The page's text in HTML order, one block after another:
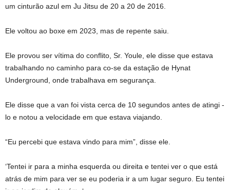
um cinturão azul em Ju Jitsu de 20 a 20 de 2016.
Ele voltou ao boxe em 2023, mas de repente saiu.
Ele provou ser vítima do conflito, Sr. Youle, ele disse que estava
trabalhando no caminho para co-se da estação de Hynat
Underground, onde trabalhava em segurança.
Ele disse que a van foi vista cerca de 10 segundos antes de atingi -
lo e notou a velocidade em que estava viajando.
“Eu percebi que estava vindo para mim”, disse ele.
‘Tentei ir para a minha esquerda ou direita e tentei ver o que está
atrás de mim para ver se eu poderia ir a um lugar seguro. Eu tentei